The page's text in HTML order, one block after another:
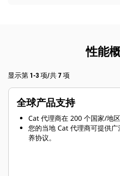
性能
显示第 1-3 项/共 7 项
全球产品支持
Cat 代理商在 200 个国家/地
您的当地 Cat 代理商可提供
养协议。